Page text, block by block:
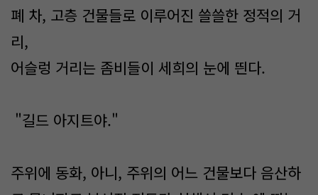
폐 차, 고층 건물들로 이루어진 쓸쓸한 정적의 거
리,
어슬렁 거리는 좀비들이 세희의 눈에 띈다.
"길드 아지트야."
주위에 동화, 아니, 주위의 어느 건물보다 음산하